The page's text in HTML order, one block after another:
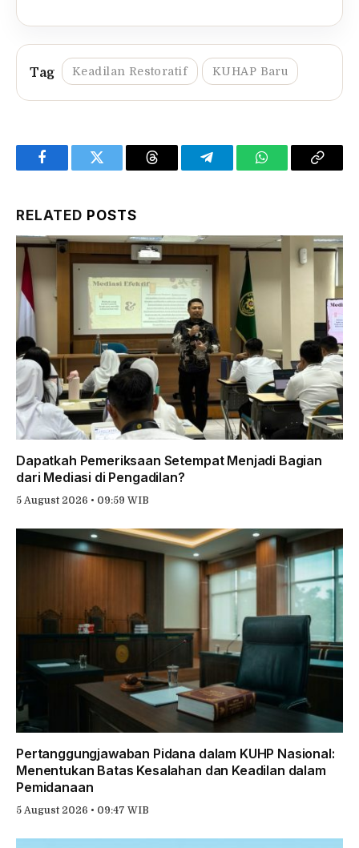
Keadilan Restoratif KUHAP Baru
FacebookTwitter Threads TelegramWhatsAppCopy
RELATED POSTS
Dapatkah Pemeriksaan Setempat Menjadi Bagian
dari Mediasi di Pengadilan?
5 August 2026 • 09:59 WIB
Pertanggungjawaban Pidana dalam KUHP Nasional:
Menentukan Batas Kesalahan dan Keadilan dalam
Pemidanaan
5 August 2026 • 09:47 WIB